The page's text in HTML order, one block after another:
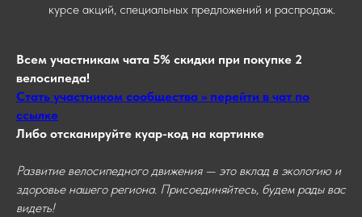
курсе акций, специальных предложений и распродаж.
Всем участникам чата 5% скидки при покупке 2
велосипеда!
Стать участником сообщества >> перейти в чат по
ссылке
Либо отсканируйте куар-код на картинке
Развитие велосипедного движения — это вклад в экологию и
здоровье нашего региона. Присоединяйтесь, будем рады вас
видеть!